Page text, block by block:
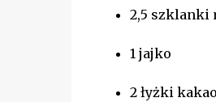
2,5 szklanki
1 jajko
2 łyżki kakao